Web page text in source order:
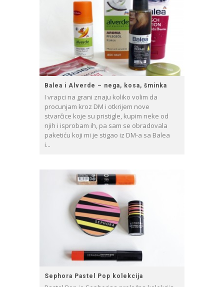
Balea i Alverde – nega, kosa, šminka
I vrapci na grani znaju koliko volim da
procunjam kroz DM i otkrijem nove
stvarčice koje su pristigle, kupim neke od
njih i isprobam ih, pa sam se obradovala
paketiću koji mi je stigao iz DM-a sa Balea
i...
Sephora Pastel Pop kolekcija